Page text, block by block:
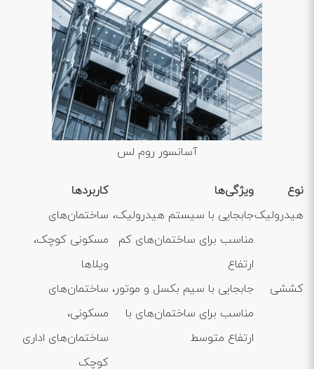
آسانسور روم لس
نوع ویژگی‌ها
کاربردها
هیدرولیکجابجایی با سیستم هیدرولیک،
مناسب برای ساختمان‌های کم
ارتفاع
ساختمان‌های
مسکونی کوچک،
ویلاها
کششی
جابجایی با سیم بکسل و موتور،
مناسب برای ساختمان‌های با
ارتفاع متوسط
ساختمان‌های
مسکونی،
ساختمان‌های اداری
کوچک